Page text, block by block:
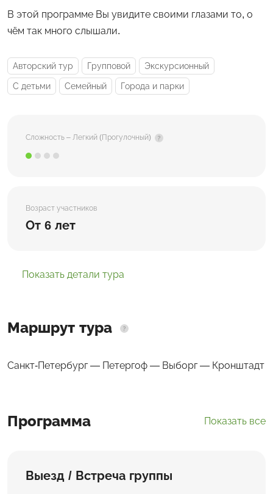
В этой программе Вы увидите своими глазами то, о
чём так много слышали.
Авторский тур Групповой Экскурсионный
С детьми Семейный Города и парки
Сложность – Легкий (Прогулочный)
Возраст участников
От 6 лет
Показать детали тура
Маршрут тура
Санкт-Петербург — Петергоф — Выборг — Кронштадт
Программа Показать все
Выезд / Встреча группы